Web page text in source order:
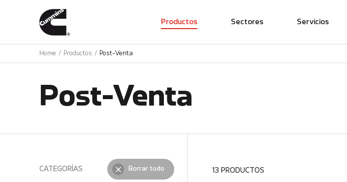
Productos Sectores Servicios
Home Productos Post-Venta
Post-Venta
CATEGORÍAS Borrar todo 13 PRODUCTOS